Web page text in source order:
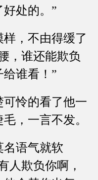
处的。”
，不由得缓了
，谁还能欺负
谁看！”
怜的看了他一
，一言不发。
语气就软
人欺负你啊，